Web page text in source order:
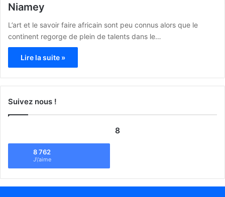
Niamey
L’art et le savoir faire africain sont peu connus alors que le
continent regorge de plein de talents dans le…
Lire la suite »
Suivez nous !
8
8 762
J\'aime